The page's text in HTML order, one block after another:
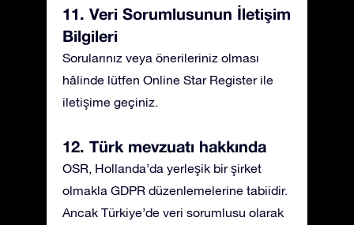
11. Veri Sorumlusunun İletişim
Bilgileri
Sorularınız veya önerileriniz olması
hâlinde lütfen Online Star Register ile
iletişime geçiniz.
12. Türk mevzuatı hakkında
OSR, Hollanda’da yerleşik bir şirket
olmakla GDPR düzenlemelerine tabiidir.
Ancak Türkiye’de veri sorumlusu olarak